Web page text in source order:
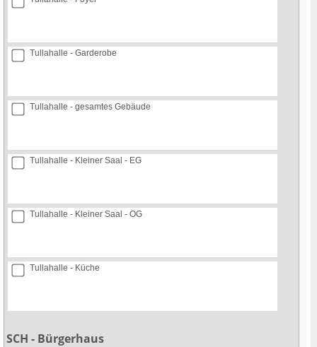
Tullahalle - Garderobe
Tullahalle - gesamtes Gebäude
Tullahalle - Kleiner Saal - EG
Tullahalle - Kleiner Saal - OG
Tullahalle - Küche
SCH - Bürgerhaus